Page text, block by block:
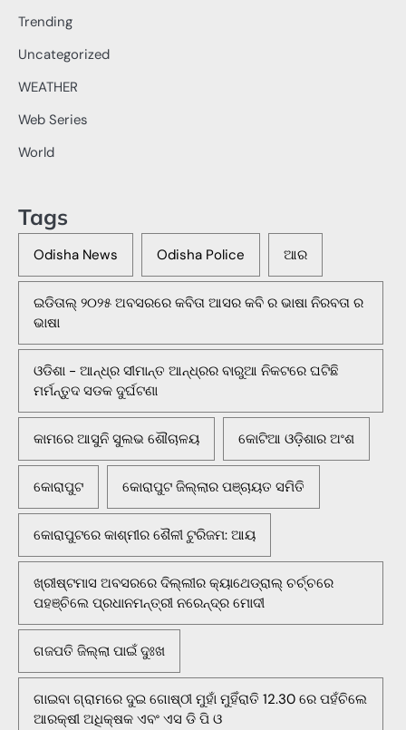
Trending
Uncategorized
WEATHER
Web Series
World
Tags
Odisha News Odisha Police ଆର
ଇଡିତାଲ୍ ୨୦୨୫ ଅବସରରେ କବିତା ଆସର କବି ର ଭାଷା ନିରବତା ର
ଭାଷା
ଓଡିଶା - ଆନ୍ଧ୍ର ସୀମାନ୍ତ ଆନ୍ଧ୍ରର ବାରୁଆ ନିକଟରେ ଘଟିଛି
ମର୍ମନ୍ତୁଦ ସଡକ ଦୁର୍ଘଟଣା
କାମରେ ଆସୁନି ସୁଲଭ ଶୌଚାଳୟ କୋଟିଆ ଓଡ଼ିଶାର ଅଂଶ
କୋରାପୁଟ କୋରାପୁଟ ଜିଲ୍ଲାର ପଞ୍ଚାୟତ ସମିତି
କୋରାପୁଟରେ କାଶ୍ମୀର ଶୈଳୀ ଟୁରିଜମ: ଆୟ
ଖ୍ରୀଷ୍ଟମାସ ଅବସରରେ ଦିଲ୍ଲୀର କ୍ୟାଥେଡ୍ରାଲ୍ ଚର୍ଚ୍ଚରେ
ପହଞ୍ଚିଲେ ପ୍ରଧାନମନ୍ତ୍ରୀ ନରେନ୍ଦ୍ର ମୋଦୀ
ଗଜପତି ଜିଲ୍ଲା ପାଇଁ ଦୁଃଖ
ଗାଇବା ଗ୍ରାମରେ ଦୁଇ ଗୋଷ୍ଠୀ ମୁହାଁ ମୁହିଁରାତି 12.30 ରେ ପହଁଚିଲେ
ଆରକ୍ଷୀ ଅଧିକ୍ଷକ ଏବଂ ଏସ ଡି ପି ଓ